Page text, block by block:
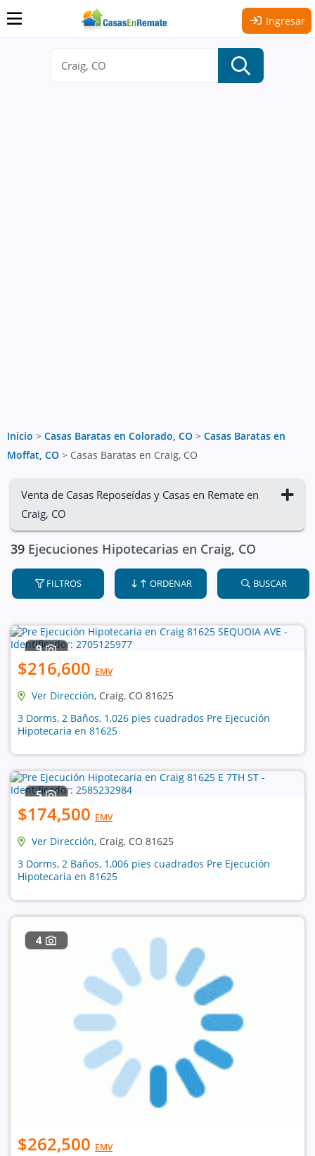
Ingresar
Inicio > Casas Baratas en Colorado, CO > Casas Baratas en
Moffat, CO > Casas Baratas en Craig, CO
Venta de Casas Reposeídas y Casas en Remate en
Craig, CO
39 Ejecuciones Hipotecarias en Craig, CO
FILTROS ORDENAR BUSCAR
9
$216,600 EMV
Ver Dirección, Craig, CO 81625
3 Dorms, 2 Baños, 1,026 pies cuadrados Pre Ejecución
Hipotecaria en 81625
5
$174,500 EMV
Ver Dirección, Craig, CO 81625
3 Dorms, 2 Baños, 1,006 pies cuadrados Pre Ejecución
Hipotecaria en 81625
4
$262,500 EMV